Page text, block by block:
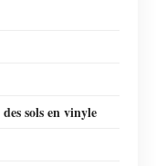
sols en vinyle